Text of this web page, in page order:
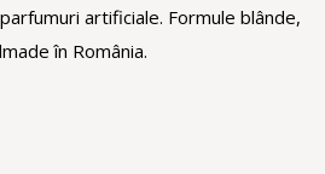
artificiale. Formule blânde,
în România.